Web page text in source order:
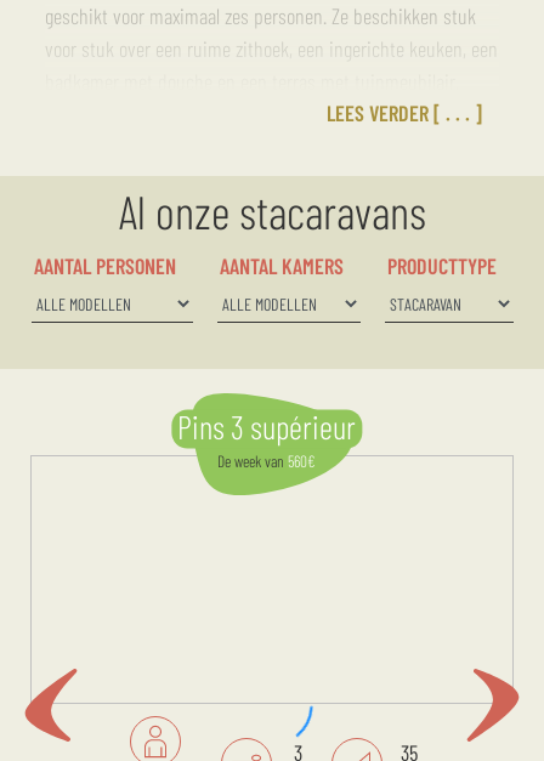
geschikt voor maximaal zes personen. Ze beschikken stuk
voor stuk over een ruime zithoek, een ingerichte keuken, een
Daarnaast zijn sommige accommodaties voorzien van
(zoals beddengoed en handdoeken, eindschoonmaak, enz.) .
LEES VERDER
Al onze stacaravans
AANTAL PERSONEN AANTAL KAMERS PRODUCTTYPE
Pins 3 supérieur
De weekvan 560€
3
35